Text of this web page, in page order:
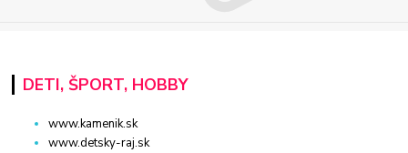
DETI, ŠPORT, HOBBY
www.kamenik.sk
www.detsky-raj.sk